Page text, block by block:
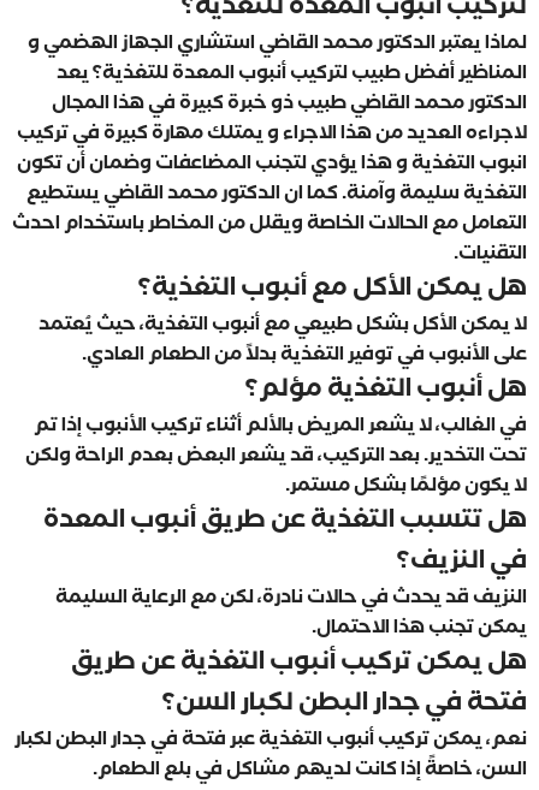
لتركيب أنبوب المعدة للتغذية؟
لماذا يعتبر الدكتور محمد القاضي استشاري الجهاز الهضمي و
المناظير أفضل طبيب لتركيب أنبوب المعدة للتغذية؟ يعد
الدكتور محمد القاضي طبيب ذو خبرة كبيرة في هذا المجال
لاجراءه العديد من هذا الاجراء و يمتلك مهارة كبيرة في تركيب
انبوب التغذية و هذا يؤدي لتجنب المضاعفات وضمان أن تكون
التغذية سليمة وآمنة. كما ان الدكتور محمد القاضي يستطيع
التعامل مع الحالات الخاصة ويقلل من المخاطر باستخدام احدث
التقنيات.
هل يمكن الأكل مع أنبوب التغذية؟
لا يمكن الأكل بشكل طبيعي مع أنبوب التغذية، حيث يُعتمد
على الأنبوب في توفير التغذية بدلاً من الطعام العادي.
هل أنبوب التغذية مؤلم؟
في الغالب، لا يشعر المريض بالألم أثناء تركيب الأنبوب إذا تم
تحت التخدير. بعد التركيب، قد يشعر البعض بعدم الراحة ولكن
لا يكون مؤلمًا بشكل مستمر.
هل تتسبب التغذية عن طريق أنبوب المعدة
في النزيف؟
النزيف قد يحدث في حالات نادرة، لكن مع الرعاية السليمة
يمكن تجنب هذا الاحتمال.
هل يمكن تركيب أنبوب التغذية عن طريق
فتحة في جدار البطن لكبار السن؟
نعم، يمكن تركيب أنبوب التغذية عبر فتحة في جدار البطن لكبار
السن، خاصةً إذا كانت لديهم مشاكل في بلع الطعام.